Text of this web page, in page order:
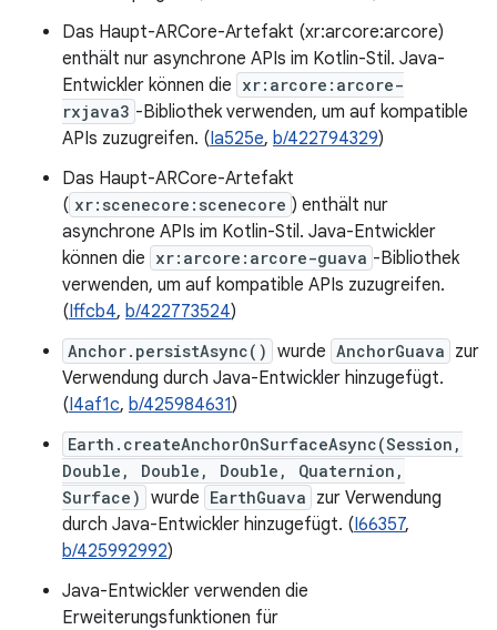
Das Haupt-ARCore-Artefakt (xr:arcore:arcore)
enthält nur asynchrone APIs im Kotlin-Stil. Java-
Entwickler können die xr:arcore:arcore-
rxjava3 -Bibliothek verwenden, um auf kompatible
APIs zuzugreifen. (Ia525e, b/422794329)
Das Haupt-ARCore-Artefakt
( xr:scenecore:scenecore ) enthält nur
asynchrone APIs im Kotlin-Stil. Java-Entwickler
können die xr:arcore:arcore-guava -Bibliothek
verwenden, um auf kompatible APIs zuzugreifen.
(Iffcb4, b/422773524)
Anchor.persistAsync() wurde AnchorGuava zur
Verwendung durch Java-Entwickler hinzugefügt.
(I4af1c, b/425984631)
Earth.createAnchorOnSurfaceAsync(Session,
Double, Double, Double, Quaternion,
Surface) wurde EarthGuava zur Verwendung
durch Java-Entwickler hinzugefügt. (I66357,
b/425992992)
Java-Entwickler verwenden die
Erweiterungsfunktionen für